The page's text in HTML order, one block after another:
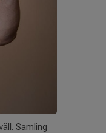
Samling